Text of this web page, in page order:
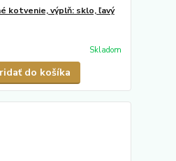
kotvenie, výplň: sklo, ľavý
Skladom
do košíka